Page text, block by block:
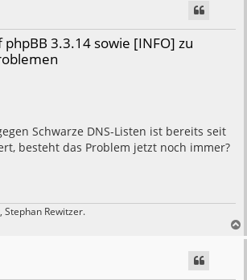
phpBB 3.3.14 sowie [INFO] zu
Schwarze DNS-Listen ist bereits seit
besteht das Problem jetzt noch immer?
Rewitzer.